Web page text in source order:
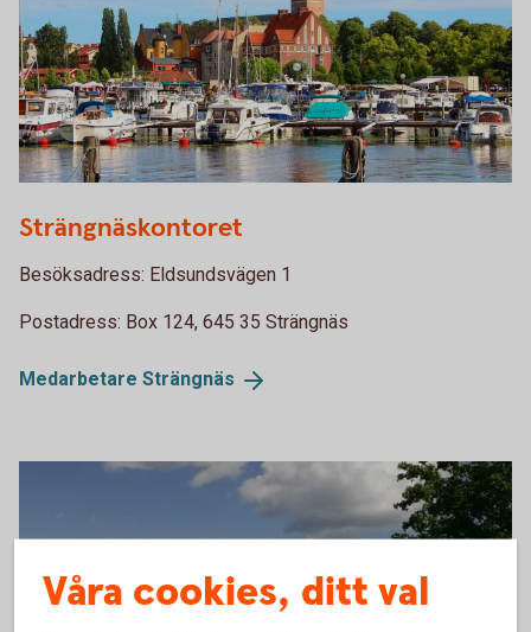
Strängnäskontoret
Besöksadress: Eldsundsvägen 1
Postadress: Box 124, 645 35 Strängnäs
Medarbetare Strängnäs
Våra cookies, ditt val